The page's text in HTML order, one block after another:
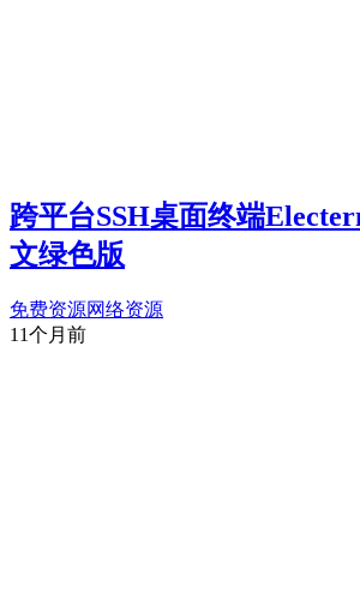
跨平台SSH桌面终端
文绿色版
免费资源网络资源
11个月前